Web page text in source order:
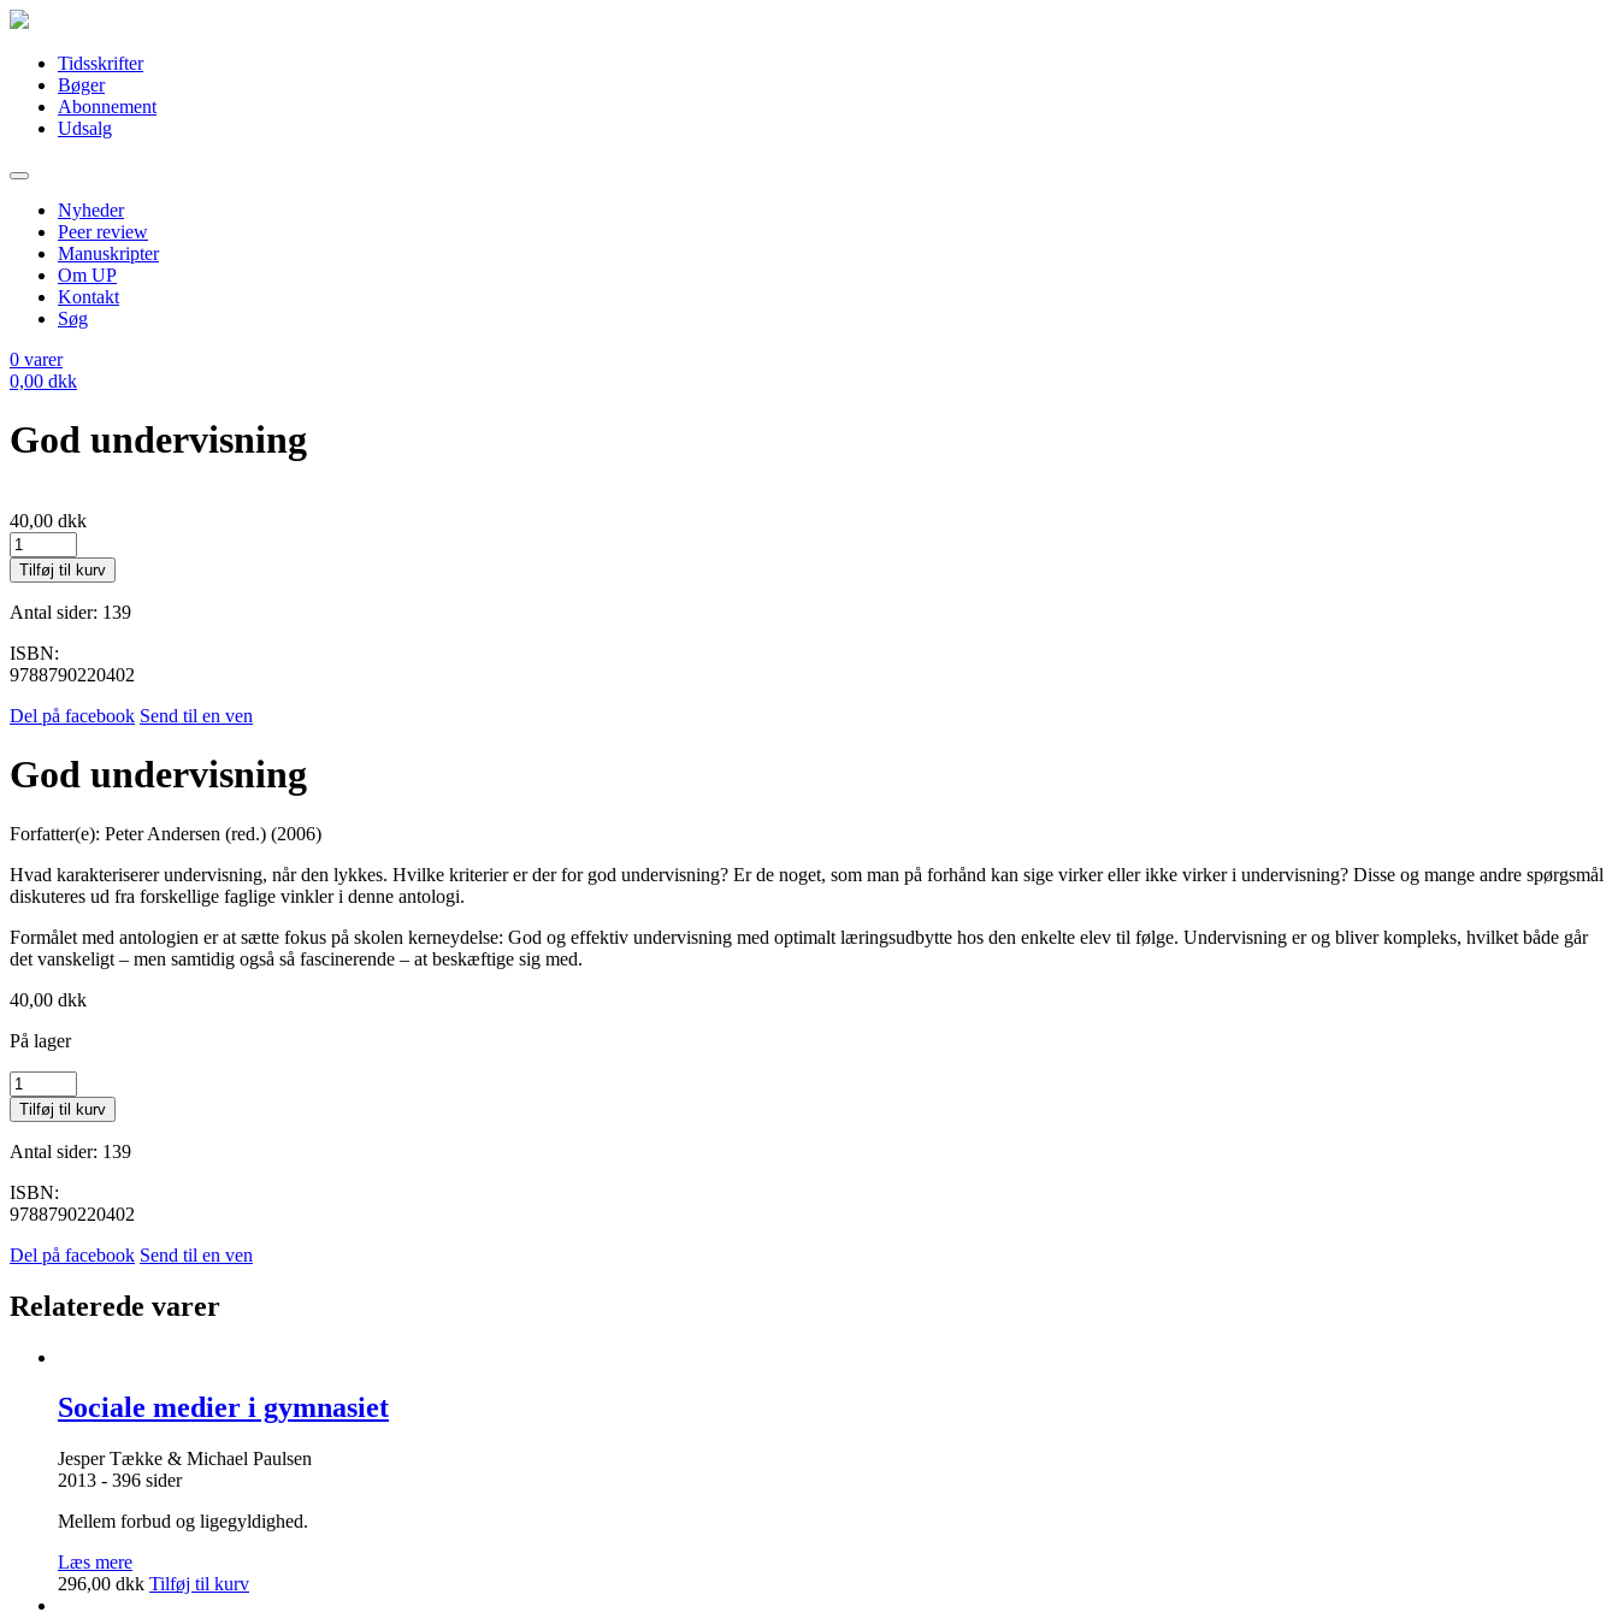
Tidsskrifter
Bøger
Abonnement
Udsalg
Nyheder
Peer review
Manuskripter
Om UP
Kontakt
Søg
0 varer
0,00 dkk
God undervisning
40,00 dkk
God
undervisning
antal
Tilføj til kurv
Antal sider: 139
ISBN:
9788790220402
Del på facebook Send til en ven
God undervisning
Forfatter(e): Peter Andersen (red.) (2006)
Hvad karakteriserer undervisning, når den lykkes. Hvilke kriterier er der for god undervisning? Er de noget, som man på forhånd kan sige virker eller ikke virker i undervisning? Disse og mange andre spørgsmål
diskuteres ud fra forskellige faglige vinkler i denne antologi.
Formålet med antologien er at sætte fokus på skolen kerneydelse: God og effektiv undervisning med optimalt læringsudbytte hos den enkelte elev til følge. Undervisning er og bliver kompleks, hvilket både går
det vanskeligt – men samtidig også så fascinerende – at beskæftige sig med.
40,00 dkk
På lager
God
undervisning
antal
Tilføj til kurv
Antal sider: 139
ISBN:
9788790220402
Del på facebook Send til en ven
Relaterede varer
Sociale medier i gymnasiet
Jesper Tække & Michael Paulsen
2013 - 396 sider
Mellem forbud og ligegyldighed.
Læs mere
296,00 dkk Tilføj til kurv